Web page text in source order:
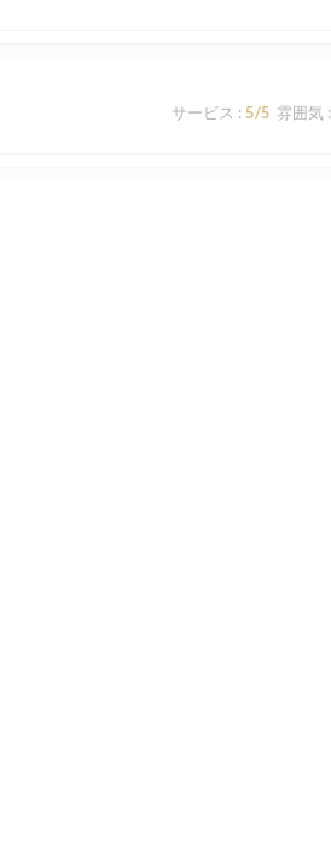
サービス : 5/5 雰囲気 :